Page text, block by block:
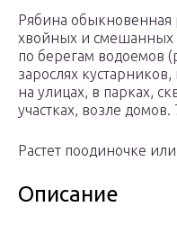
Рябина обыкновенная
хвойных и смешанных
по берегам водоемов
зарослях
на улицах, в парках,
участках, возле домов.
Растет поодиночке
Описание